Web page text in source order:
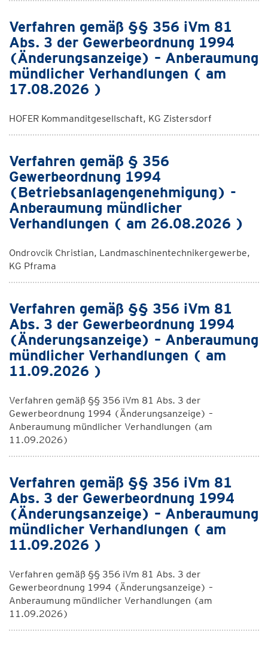
Verfahren gemäß §§ 356 iVm 81
Abs. 3 der Gewerbeordnung 1994
(Änderungsanzeige) – Anberaumung
mündlicher Verhandlungen ( am
17.08.2026 )
HOFER Kommanditgesellschaft, KG Zistersdorf
Verfahren gemäß § 356
Gewerbeordnung 1994
(Betriebsanlagengenehmigung) -
Anberaumung mündlicher
Verhandlungen ( am 26.08.2026 )
Ondrovcik Christian, Landmaschinentechnikergewerbe,
KG Pframa
Verfahren gemäß §§ 356 iVm 81
Abs. 3 der Gewerbeordnung 1994
(Änderungsanzeige) – Anberaumung
mündlicher Verhandlungen ( am
11.09.2026 )
Verfahren gemäß §§ 356 iVm 81 Abs. 3 der
Gewerbeordnung 1994 (Änderungsanzeige) –
Anberaumung mündlicher Verhandlungen (am
11.09.2026)
Verfahren gemäß §§ 356 iVm 81
Abs. 3 der Gewerbeordnung 1994
(Änderungsanzeige) – Anberaumung
mündlicher Verhandlungen ( am
11.09.2026 )
Verfahren gemäß §§ 356 iVm 81 Abs. 3 der
Gewerbeordnung 1994 (Änderungsanzeige) –
Anberaumung mündlicher Verhandlungen (am
11.09.2026)